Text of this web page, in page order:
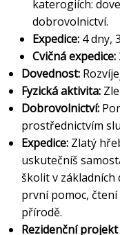
katerogiích:
dobrovolnictví.
Expedice: 4 dny,
Cvičná expedice:
Dovednost:
Fyzická aktivita:
Dobrovolnictví:
prostřednictvím
Expedice: Zlatý
uskutečníš
školit v
první pomoc,
přírodě.
Rezidenční projekt